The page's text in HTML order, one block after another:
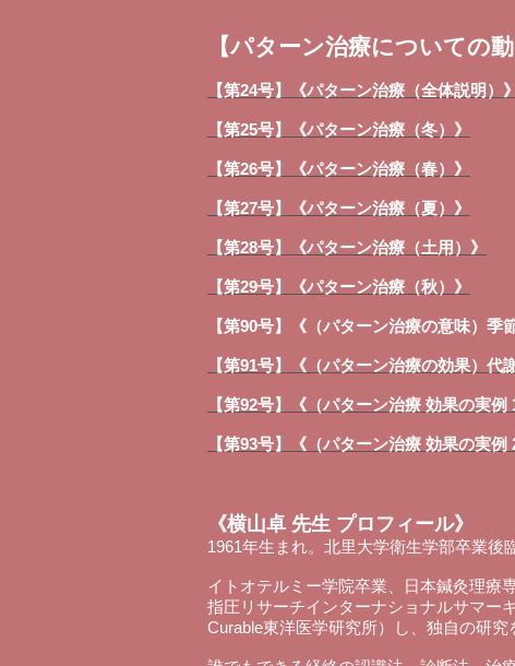
【パターン治療についての動
【第24号】《パターン治療（全体説明）》
【第25号】《パターン治療（冬）》
【第26号】《パターン治療（春）》
【第27号】《パターン治療（夏）》
【第28号】《パターン治療（土用）》
【第29号】《パターン治療（秋）》
【第90号】《（パターン治療の意味）季
【第91号】《（パターン治療の効果）代
【第92号】《（パターン治療 効果の実
【第93号】《（パターン治療 効果の実例
《横山卓 先生 プロフィール》
1961年生まれ。北里大学衛生学部卒業後
イトオテルミー学院卒業、日本鍼灸理療
指圧リサーチインターナショナルサマー
Curable東洋医学研究所）し、独自の研究